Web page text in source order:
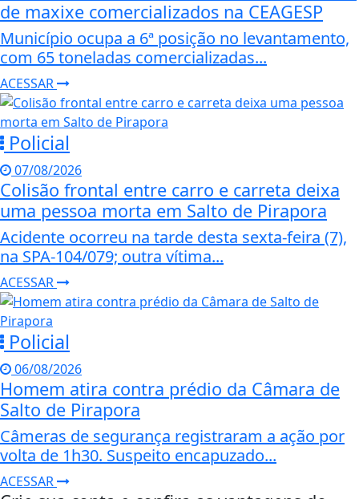
de maxixe comercializados na CEAGESP
Município ocupa a 6ª posição no levantamento,
com 65 toneladas comercializadas...
ACESSAR
Policial
07/08/2026
Colisão frontal entre carro e carreta deixa
uma pessoa morta em Salto de Pirapora
Acidente ocorreu na tarde desta sexta-feira (7),
na SPA-104/079; outra vítima...
ACESSAR
Policial
06/08/2026
Homem atira contra prédio da Câmara de
Salto de Pirapora
Câmeras de segurança registraram a ação por
volta de 1h30. Suspeito encapuzado...
ACESSAR